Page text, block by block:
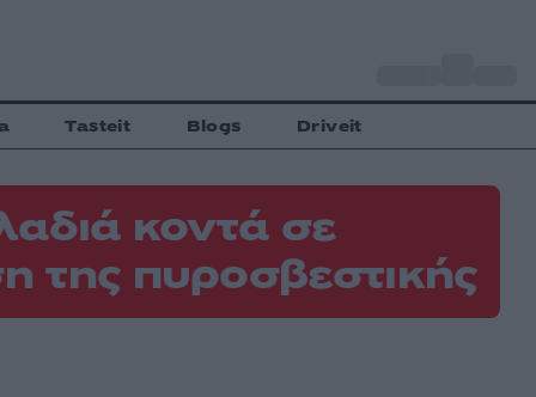
Tasteit Blogs Driveit
κοντά σε
της πυροσβεστικής